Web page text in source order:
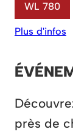
WL 780
Plus d'infos
près de